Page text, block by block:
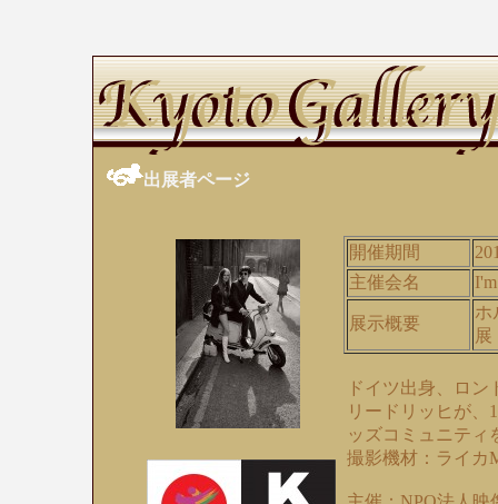
出展者ページ
開催期間
主催会名
展示概要
ホ
展
ドイツ出身、ロ
リードリッヒが、
ッズコミュニティ
撮影機材：ライ